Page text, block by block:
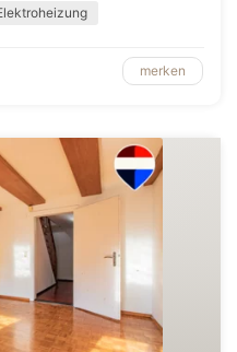
merken